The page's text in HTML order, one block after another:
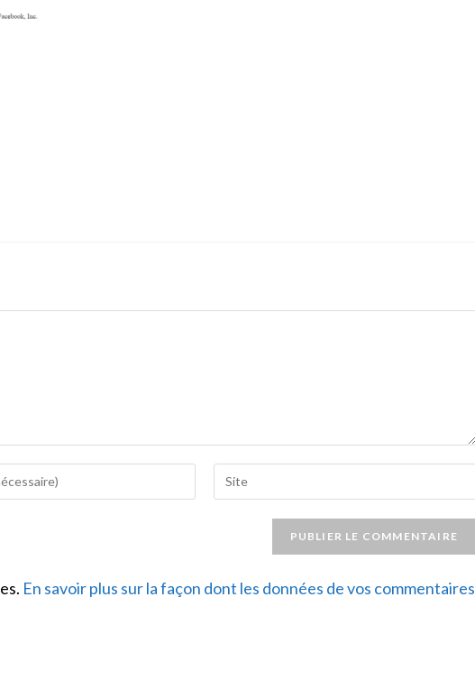
Saisir
l’URL
(facultatif)
En savoir plus sur la façon dont les données de vos commentaires